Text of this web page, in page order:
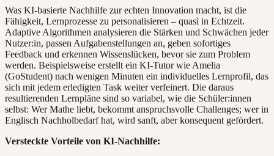
Was KI-basierte Nachhilfe zur echten Innovation macht, ist die
Fähigkeit, Lernprozesse zu personalisieren – quasi in Echtzeit.
Adaptive Algorithmen analysieren die Stärken und Schwächen jeder
Nutzer:in, passen Aufgabenstellungen an, geben sofortiges
Feedback und erkennen Wissenslücken, bevor sie zum Problem
werden. Beispielsweise erstellt ein KI-Tutor wie Amelia
(GoStudent) nach wenigen Minuten ein individuelles Lernprofil, das
sich mit jedem erledigten Task weiter verfeinert. Die daraus
resultierenden Lernpläne sind so variabel, wie die Schüler:innen
selbst: Wer Mathe liebt, bekommt anspruchsvolle Challenges; wer in
Englisch Nachholbedarf hat, wird sanft, aber konsequent gefördert.
Versteckte Vorteile von KI-Nachhilfe: